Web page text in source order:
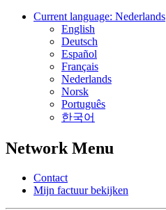
Current language: Nederlands
English
Deutsch
Español
Français
Nederlands
Norsk
Português
한국어
Network Menu
Contact
Mijn factuur bekijken